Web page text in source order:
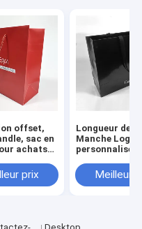
offset,
sac en
achats
et
prix
Longueur de
Manche Logo
personnalisé
noires de luxe
Vêtements
Meilleur